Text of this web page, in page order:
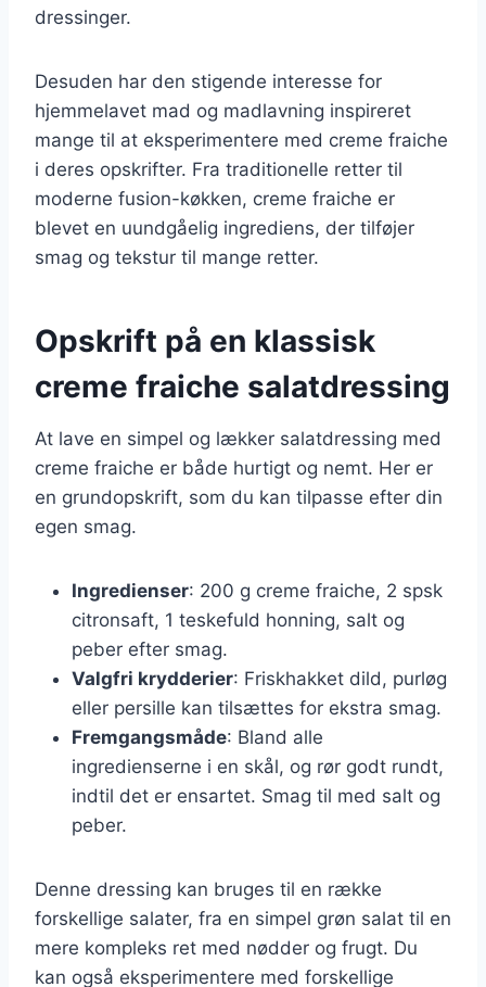
dressinger.
Desuden har den stigende interesse for
hjemmelavet mad og madlavning inspireret
mange til at eksperimentere med creme fraiche
i deres opskrifter. Fra traditionelle retter til
moderne fusion-køkken, creme fraiche er
blevet en uundgåelig ingrediens, der tilføjer
smag og tekstur til mange retter.
Opskrift på en klassisk
creme fraiche salatdressing
At lave en simpel og lækker salatdressing med
creme fraiche er både hurtigt og nemt. Her er
en grundopskrift, som du kan tilpasse efter din
egen smag.
Ingredienser: 200 g creme fraiche, 2 spsk
citronsaft, 1 teskefuld honning, salt og
peber efter smag.
Valgfri krydderier: Friskhakket dild, purløg
eller persille kan tilsættes for ekstra smag.
Fremgangsmåde: Bland alle
ingredienserne i en skål, og rør godt rundt,
indtil det er ensartet. Smag til med salt og
peber.
Denne dressing kan bruges til en række
forskellige salater, fra en simpel grøn salat til en
mere kompleks ret med nødder og frugt. Du
kan også eksperimentere med forskellige